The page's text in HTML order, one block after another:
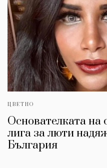
ЦВЕТНО
Основателката на
лига за люти
България